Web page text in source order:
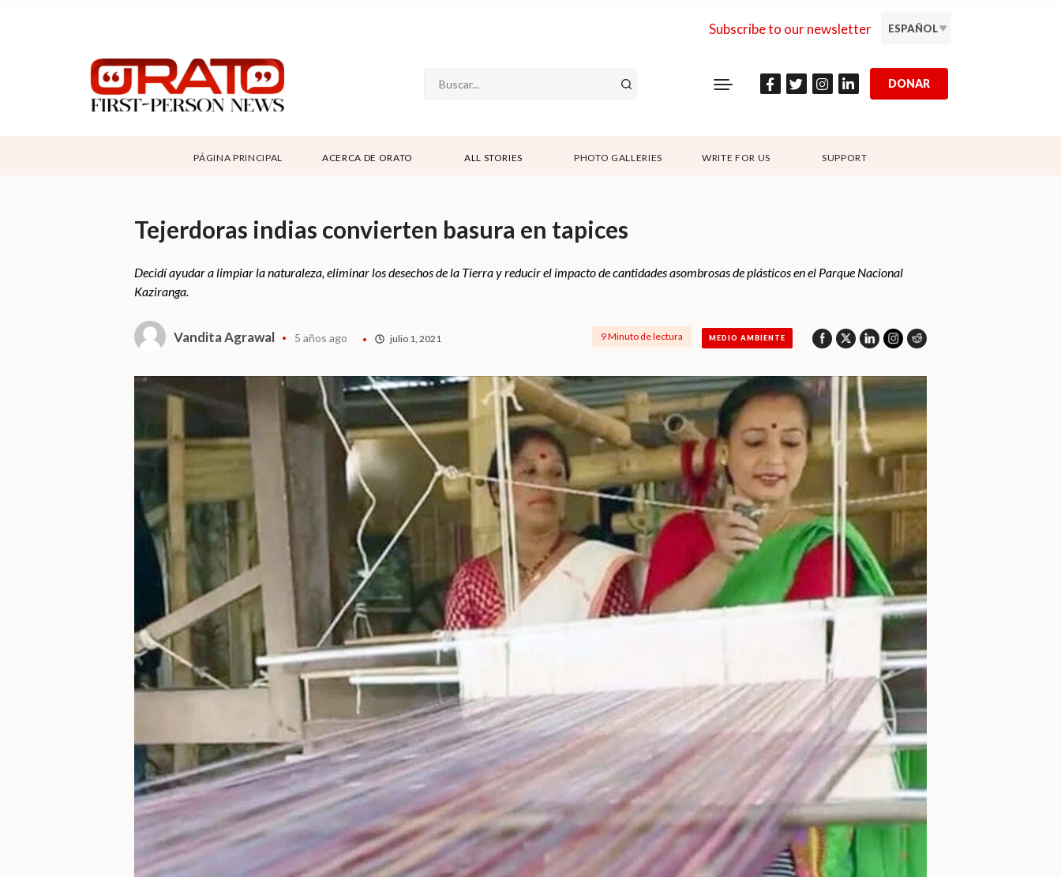
Subscribe to our newsletter ESPAÑOL
SUPPORT
CONTÁCTANOS
DONAR
PÁGINA PRINCIPAL ACERCA DE ORATO ALL STORIES PHOTO GALLERIES WRITE FOR US SUPPORT
Tejerdoras indias convierten basura en tapices
Decidí ayudar a limpiar la naturaleza, eliminar los desechos de la Tierra y reducir el impacto de cantidades asombrosas de plásticos en el Parque Nacional
Kaziranga.
Vandita Agrawal 5 años ago julio 1, 2021 9 Minuto de lectura MEDIO AMBIENTE